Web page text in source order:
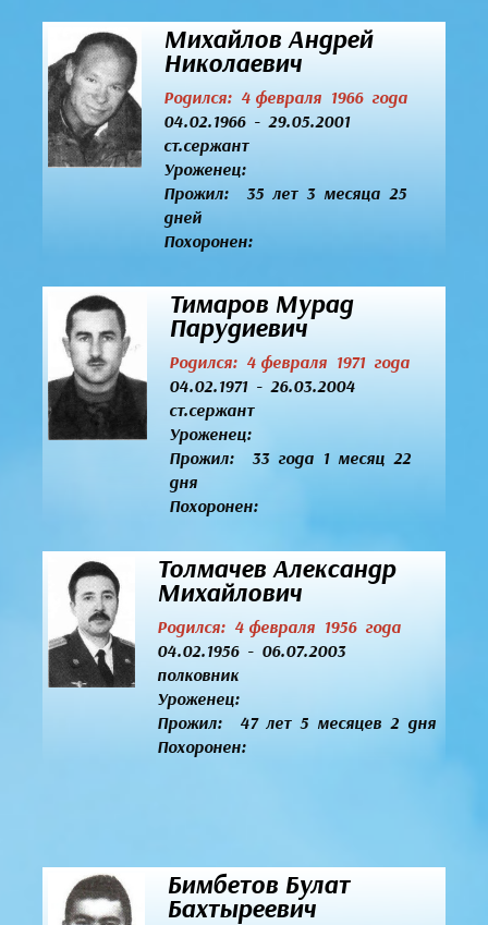
Михайлов Андрей
Николаевич
Родился: 4 февраля 1966 года
04.02.1966 - 29.05.2001
ст.сержант
Уроженец:
Прожил: 35 лет 3 месяца 25
дней
Похоронен:
Тимаров Мурад
Парудиевич
Родился: 4 февраля 1971 года
04.02.1971 - 26.03.2004
ст.сержант
Уроженец:
Прожил: 33 года 1 месяц 22
дня
Похоронен:
Толмачев Александр
Михайлович
Родился: 4 февраля 1956 года
04.02.1956 - 06.07.2003
полковник
Уроженец:
Прожил: 47 лет 5 месяцев 2 дня
Похоронен:
Бимбетов Булат
Бахтыреевич